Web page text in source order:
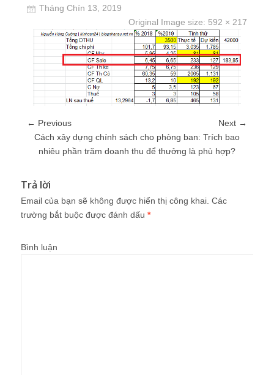
Tháng Chín 13, 2019
Original Image size: 592 × 217
← Previous
Next →
Cách xây dựng chính sách cho phòng ban: Trích bao
nhiêu phần trăm doanh thu để thưởng là phù hợp?
Trả lời
Email của bạn sẽ không được hiển thị công khai. Các
trường bắt buộc được đánh dấu *
Bình luận